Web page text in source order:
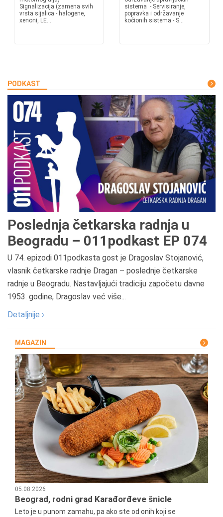
Signalizacija (zamena svih
vrsta sijalica - halogene,
xenoni, LE...
sistema - Servisiranje,
popravka i održavanje
kočionih sistema - S...
PODKAST
Poslednja četkarska radnja u
Beogradu – 011podkast EP 074
U 74. epizodi 011podkasta gost je Dragoslav Stojanović,
vlasnik četkarske radnje Dragan – poslednje četkarske
radnje u Beogradu. Nastavljajući tradiciju započetu davne
1953. godine, Dragoslav već više...
Detaljnije ›
MAGAZIN
05.08.2026
Beograd, rodni grad Karađorđeve šnicle
Leto je u punom zamahu, pa ako ste od onih koji se